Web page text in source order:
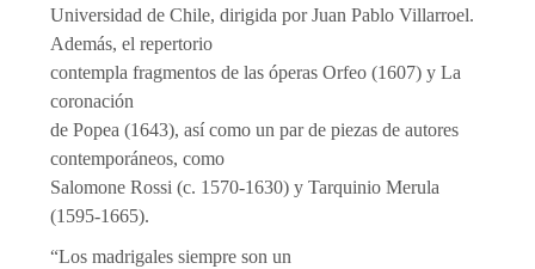
Universidad de Chile, dirigida por Juan Pablo Villarroel.
Además, el repertorio
contempla fragmentos de las óperas Orfeo (1607) y La
coronación
de Popea (1643), así como un par de piezas de autores
contemporáneos, como
Salomone Rossi (c. 1570-1630) y Tarquinio Merula
(1595-1665).
“Los madrigales siempre son un